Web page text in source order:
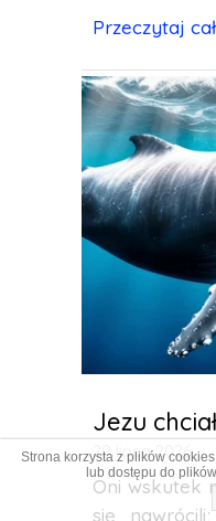
Przeczytaj
Jezu
20 lipca 2026
Oni wskutek
się
Strona korzysta z plików
lub dostępu do